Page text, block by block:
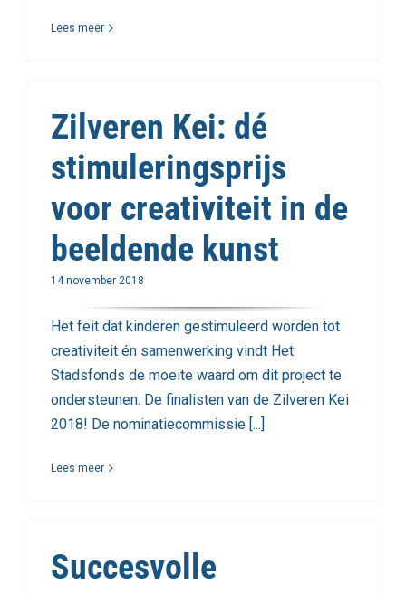
Lees meer
Zilveren Kei: dé
stimuleringsprijs
voor creativiteit in de
beeldende kunst
14 november 2018
Het feit dat kinderen gestimuleerd worden tot
creativiteit én samenwerking vindt Het
Stadsfonds de moeite waard om dit project te
ondersteunen. De finalisten van de Zilveren Kei
2018! De nominatiecommissie [...]
Lees meer
Succesvolle